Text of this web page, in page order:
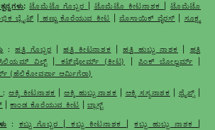
:ಟೊಮೆಟೊ ಗೊಬ್ಬರ ಟೊಮೆಟೊ ಕೀಟನಾಶಕ |ಟೊಮೆಟೊ
ಬ್ಲೈಟ್ ಹಣ್ಣು ಕೊರೆಯುವ ಕೀಟ |ಮೊಸಾಯಿಕ್ ವೈರಸ್
ಸೂಕ್ಷ್ಮ
:ಹತ್ತಿ ಗೊಬ್ಬರ |ಹತ್ತಿ ಕೀಟನಾಶಕ |ಹತ್ತಿ ಹುಬ್ಬು ನಾಶಕ
ಹತ್ತಿ
ವಿಲ್ಟ್ ಕಟ್‌ವೋರ್ಮ್ (ಕೀಟ) |ಪಿಂಕ್ ಬೋಲ್ವರ್ಮ್
(ಹೆಲಿಕೋವರ್ಪಾ ಆರ್ಮಿಗೆರಾ)
:ಅಕ್ಕಿ ಕೀಟನಾಶಕ |ಅಕ್ಕಿ ಹುಬ್ಬು ನಾಶಕ ಅಕ್ಕಿ ಸಸ್ಯನಾಶಕ ಥ್ರೈಪ್ಸ್
|ಕಾಂಡ ಕೊರೆಯುವ ಕೀಟ |ಬ್ಲಾಸ್ಟ್
: ಕಬ್ಬು ಗೊಬ್ಬರ ಕಬ್ಬು ಕೀಟನಾಶಕ |ಕಬ್ಬು ಹುಬ್ಬು ನಾಶಕ